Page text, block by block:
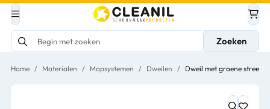
Zoeken
Home / Materialen / Mopsystemen / Dweilen / Dweil met groene streep